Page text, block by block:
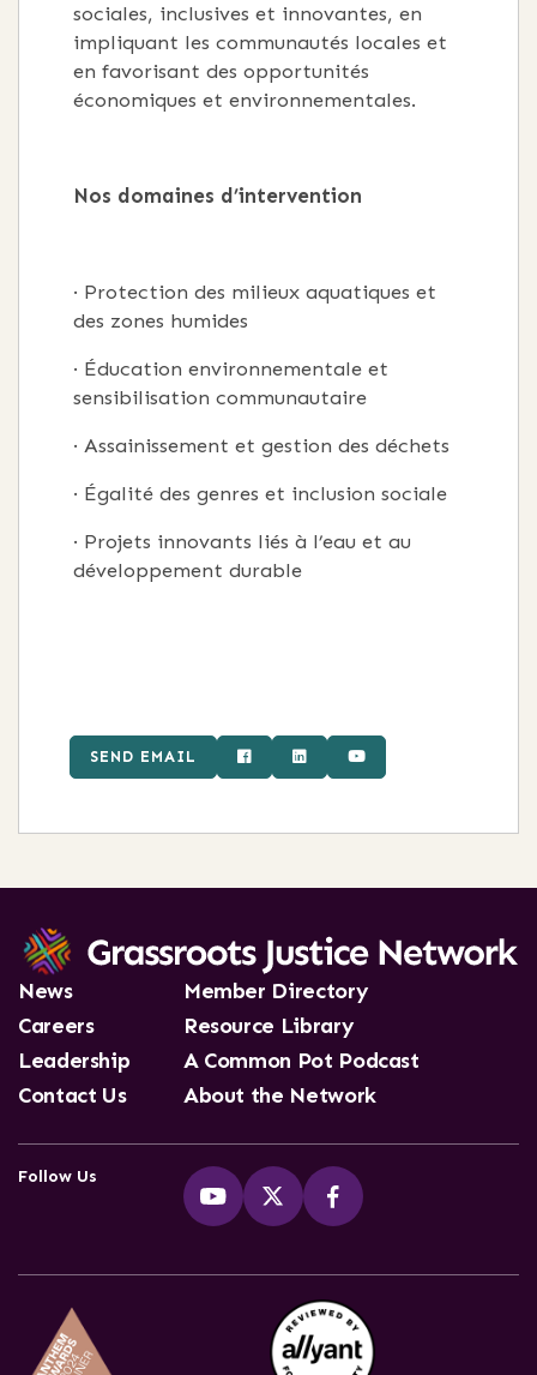
sociales, inclusives et innovantes, en
impliquant les communautés locales et
en favorisant des opportunités
économiques et environnementales.
Nos domaines d’intervention
· Protection des milieux aquatiques et
des zones humides
· Éducation environnementale et
sensibilisation communautaire
· Assainissement et gestion des déchets
· Égalité des genres et inclusion sociale
· Projets innovants liés à l’eau et au
développement durable
SEND EMAIL
News
Careers
Leadership
Contact Us
Member Directory
Resource Library
A Common Pot Podcast
About the Network
Follow Us